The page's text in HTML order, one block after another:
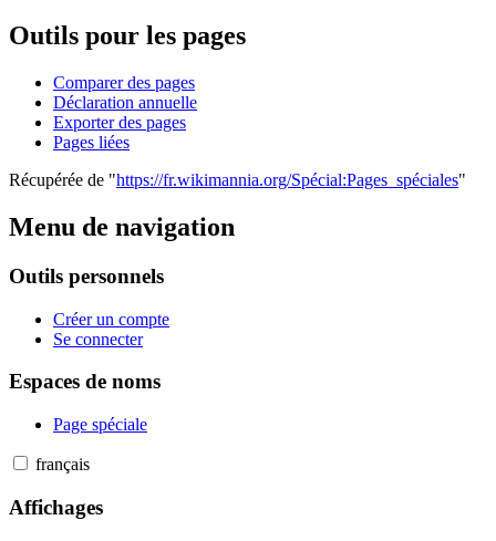
Outils pour les pages
Comparer des pages
Déclaration annuelle
Exporter des pages
Pages liées
Récupérée de "https://fr.wikimannia.org/Spécial:Pages_spéciales"
Menu de navigation
Outils personnels
Créer un compte
Se connecter
Espaces de noms
Page spéciale
français
Affichages